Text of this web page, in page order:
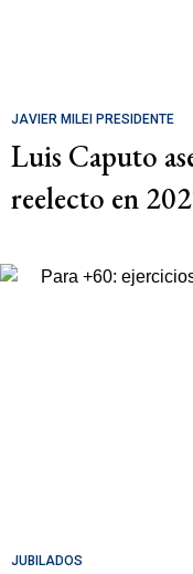
JAVIER MILEI PRESIDENTE
Luis Caputo
reelecto en
JUBILADOS